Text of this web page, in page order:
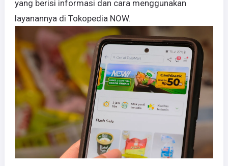
yang berisi informasi dan cara menggunakan
layanannya di Tokopedia NOW.